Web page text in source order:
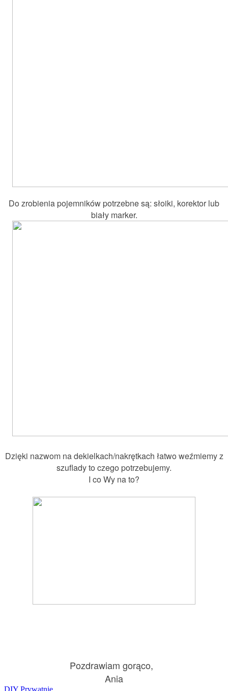
Do zrobienia pojemników potrzebne są: słoiki, korektor lub
biały marker.
Dzięki nazwom na dekielkach/nakrętkach łatwo weźmiemy z
szuflady to czego potrzebujemy.
I co Wy na to?
Pozdrawiam gorąco,
Ania
DIY Prywatnie